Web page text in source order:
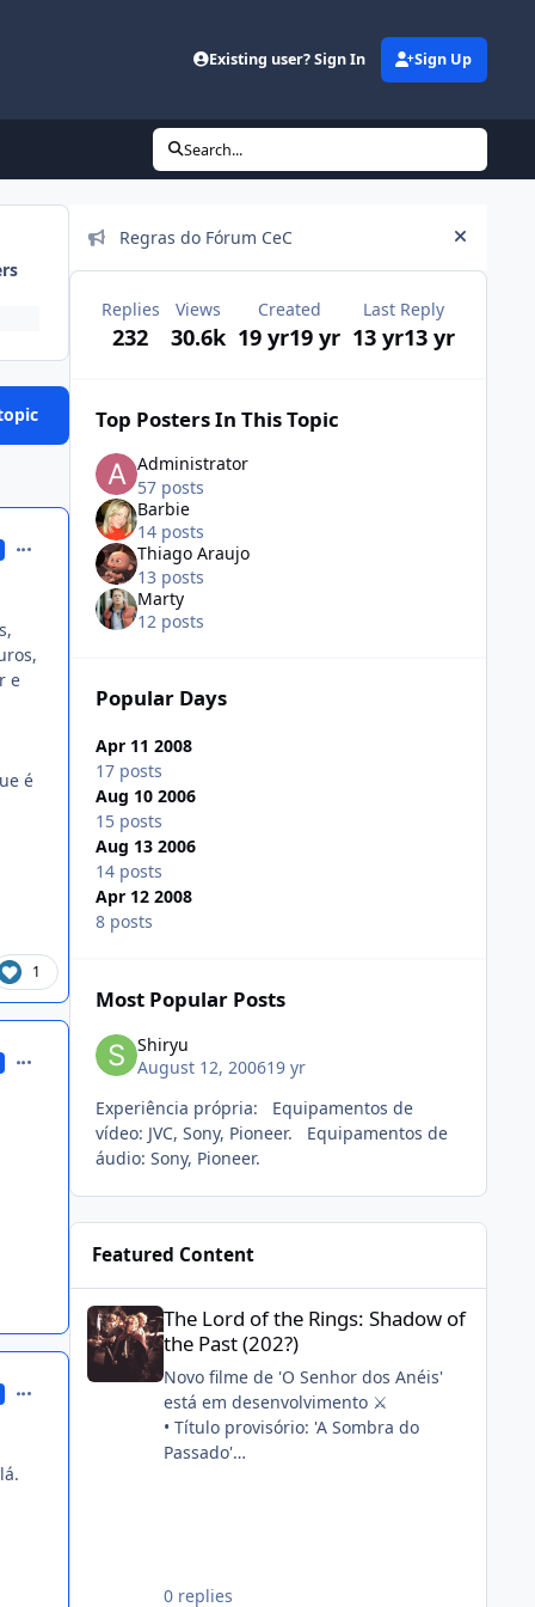
Existing user? Sign In Sign Up
Search...
comment_207834
e
é
1
comment_207849
comment_207856
Announcements
Regras do Fórum CeC
Hide
Replies
232
Views
30.6k
Created
19 yr19 yr
Last Reply
13 yr13 yr
Top Posters In This Topic
Administrator
57 posts
Barbie
14 posts
Thiago Araujo
13 posts
Marty
12 posts
Popular Days
Apr 11 2008
17 posts
Aug 10 2006
15 posts
Aug 13 2006
14 posts
Apr 12 2008
8 posts
Most Popular Posts
Shiryu
August 12, 200619 yr
Experiência própria: Equipamentos de
vídeo: JVC, Sony, Pioneer. Equipamentos de
Featured Content
The Lord of the Rings: Shadow of
the Past (202?)
Novo filme de 'O Senhor dos Anéis'
está em desenvolvimento ⚔️
• Título provisório: 'A Sombra do
Passado'
0 replies